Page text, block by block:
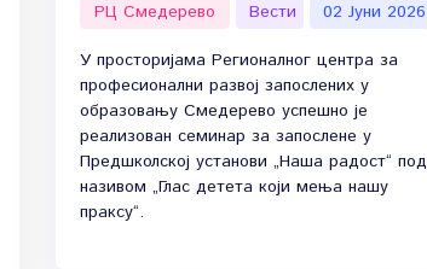
РЦ Смедерево Вести
02 Јуни 2026
У просторијама Регионалног центра за
професионални развој запослених у
образовању Смедерево успешно је
реализован семинар за запослене у
Предшколској установи „Наша радост“ под
називом „Глас детета који мења нашу
праксу“.